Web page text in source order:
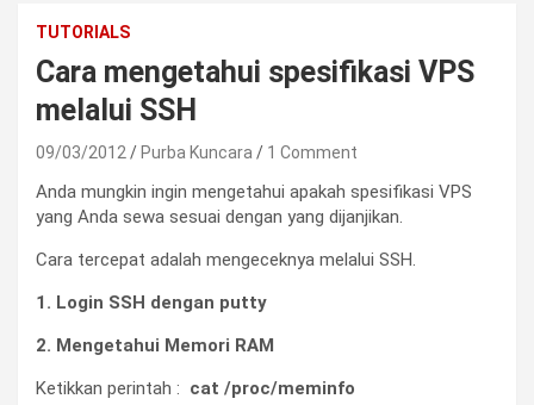
TUTORIALS
Cara mengetahui spesifikasi VPS
melalui SSH
09/03/2012 Purba Kuncara 1 Comment
Anda mungkin ingin mengetahui apakah spesifikasi VPS
yang Anda sewa sesuai dengan yang dijanjikan.
Cara tercepat adalah mengeceknya melalui SSH.
1. Login SSH dengan putty
2. Mengetahui Memori RAM
Ketikkan perintah : cat /proc/meminfo